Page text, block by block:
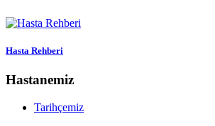
Hasta Rehberi
Hastanemiz
Tarihçemiz